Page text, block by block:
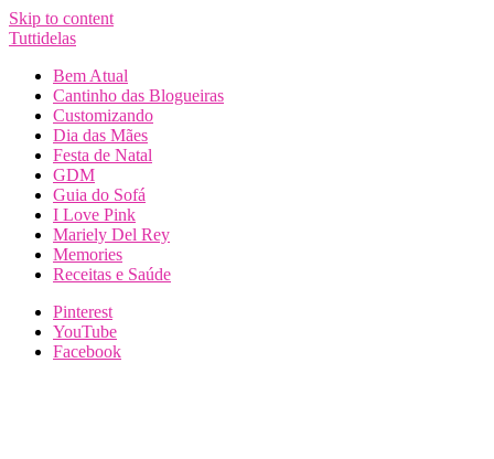
Skip to content
Tuttidelas
Bem Atual
Cantinho das Blogueiras
Customizando
Dia das Mães
Festa de Natal
GDM
Guia do Sofá
I Love Pink
Mariely Del Rey
Memories
Receitas e Saúde
Pinterest
YouTube
Facebook